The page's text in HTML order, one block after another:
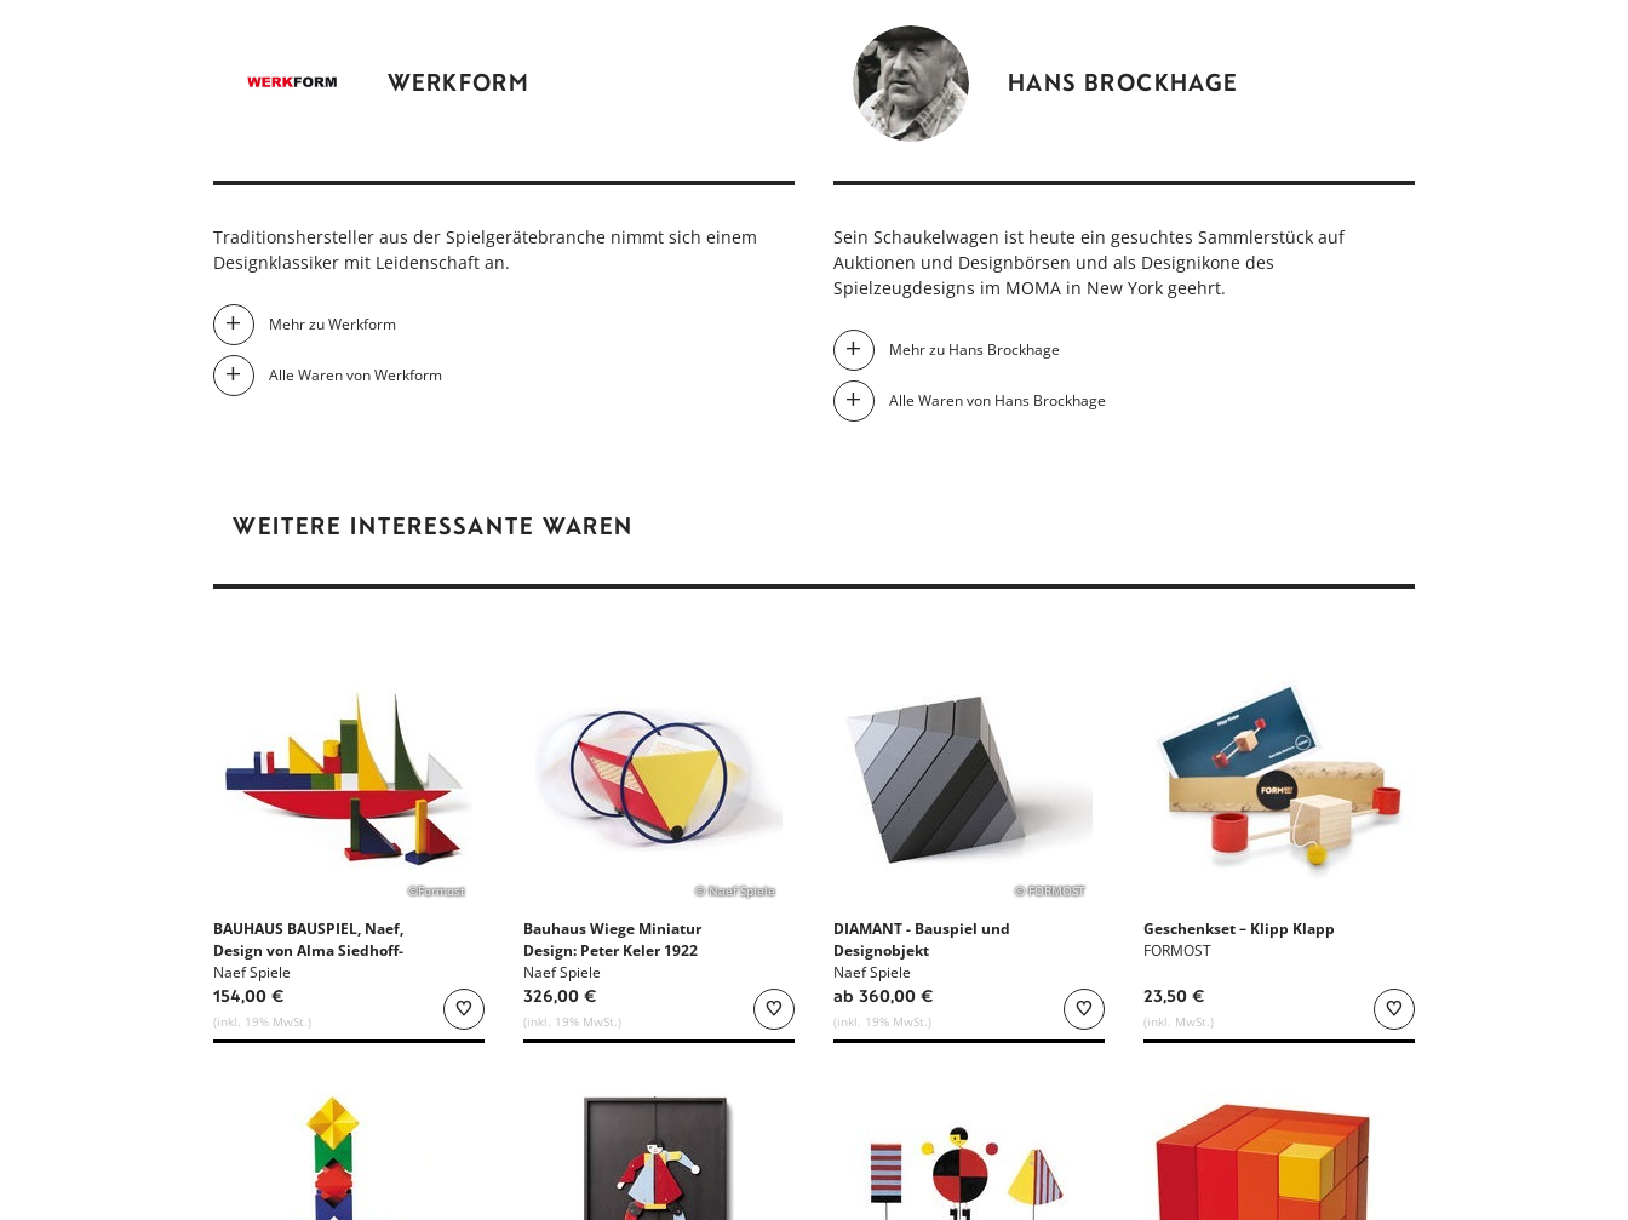
WERKFORM
Traditionshersteller aus der Spielgerätebranche nimmt sich einem
Designklassiker mit Leidenschaft an.
Mehr zu Werkform
Alle Waren von Werkform
HANS BROCKHAGE
Sein Schaukelwagen ist heute ein gesuchtes Sammlerstück auf
Auktionen und Designbörsen und als Designikone des
Spielzeugdesigns im MOMA in New York geehrt.
Mehr zu Hans Brockhage
Alle Waren von Hans Brockhage
WEITERE INTERESSANTE WAREN
©Formost
BAUHAUS BAUSPIEL, Naef,
Design von Alma Siedhoff-
Buscher
Naef Spiele
154,00 €
(inkl. 19% MwSt.)
© Naef Spiele
Bauhaus Wiege Miniatur
Design: Peter Keler 1922
Naef Spiele
326,00 €
(inkl. 19% MwSt.)
© FORMOST
DIAMANT - Bauspiel und
Designobjekt
Naef Spiele
ab 360,00 €
(inkl. 19% MwSt.)
Geschenkset – Klipp Klapp
FORMOST
23,50 €
(inkl. MwSt.)